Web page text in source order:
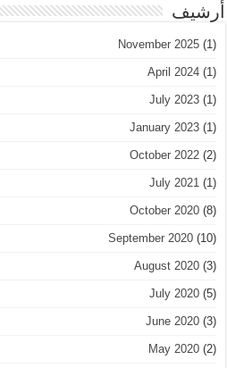
أرشيف
November 2025(1)
April 2024(1)
July 2023(1)
January 2023(1)
October 2022(2)
July 2021 (1)
October 2020(8)
September 2020(10)
August 2020(3)
July 2020(5)
June 2020(3)
May 2020(2)